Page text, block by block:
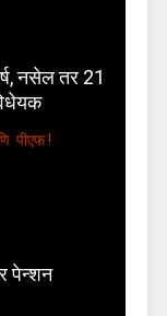
नसेल तर 21
पेन्शन